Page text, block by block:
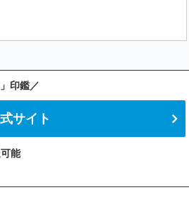
印鑑／
サイト
能